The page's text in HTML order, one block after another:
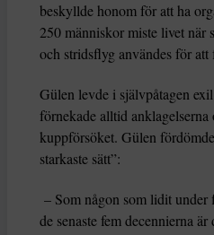
beskyllde honom för att ha
250 människor miste livet när
och stridsflyg användes för att
Gülen levde i självpåtagen
förnekade alltid
kuppförsöket. Gülen
starkaste sätt”:
– Som någon som lidit
de senaste fem decennierna